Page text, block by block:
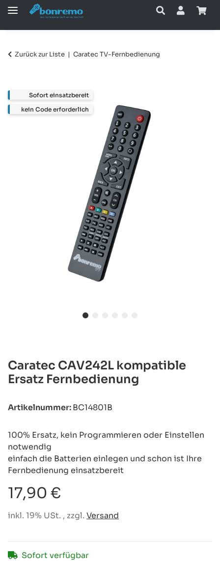
Zurück zur Liste Caratec TV-Fernbedienung
Caratec CAV242L kompatible
Ersatz Fernbedienung
Artikelnummer:BC14801B
100% Ersatz, kein Programmieren oder Einstellen
notwendig
einfach die Batterien einlegen und schon ist Ihre
Fernbedienung einsatzbereit
17,90 €
inkl. 19% USt. , zzgl. Versand
Sofort verfügbar